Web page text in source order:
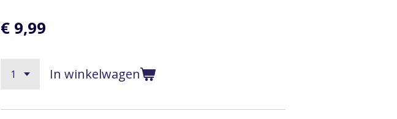
€ 9,99
In winkelwagen